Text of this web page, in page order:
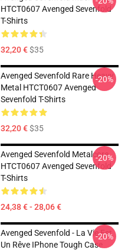
HTCT0607 Avenged Sevenfold
T-Shirts
32,20 €$35
Avenged Sevenfold Rare Heavy
Metal HTCT0607 Avenged
Sevenfold T-Shirts
32,20 €$35
-20%
Avenged Sevenfold Metalcore
HTCT0607 Avenged Sevenfold
T-Shirts
24,38 € - 28,06 €
-20%
Avenged Sevenfold - La Vie Est
Un Rêve IPhone Tough Case
-20%